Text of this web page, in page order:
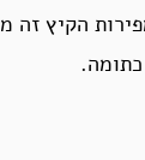
הקיץ זה